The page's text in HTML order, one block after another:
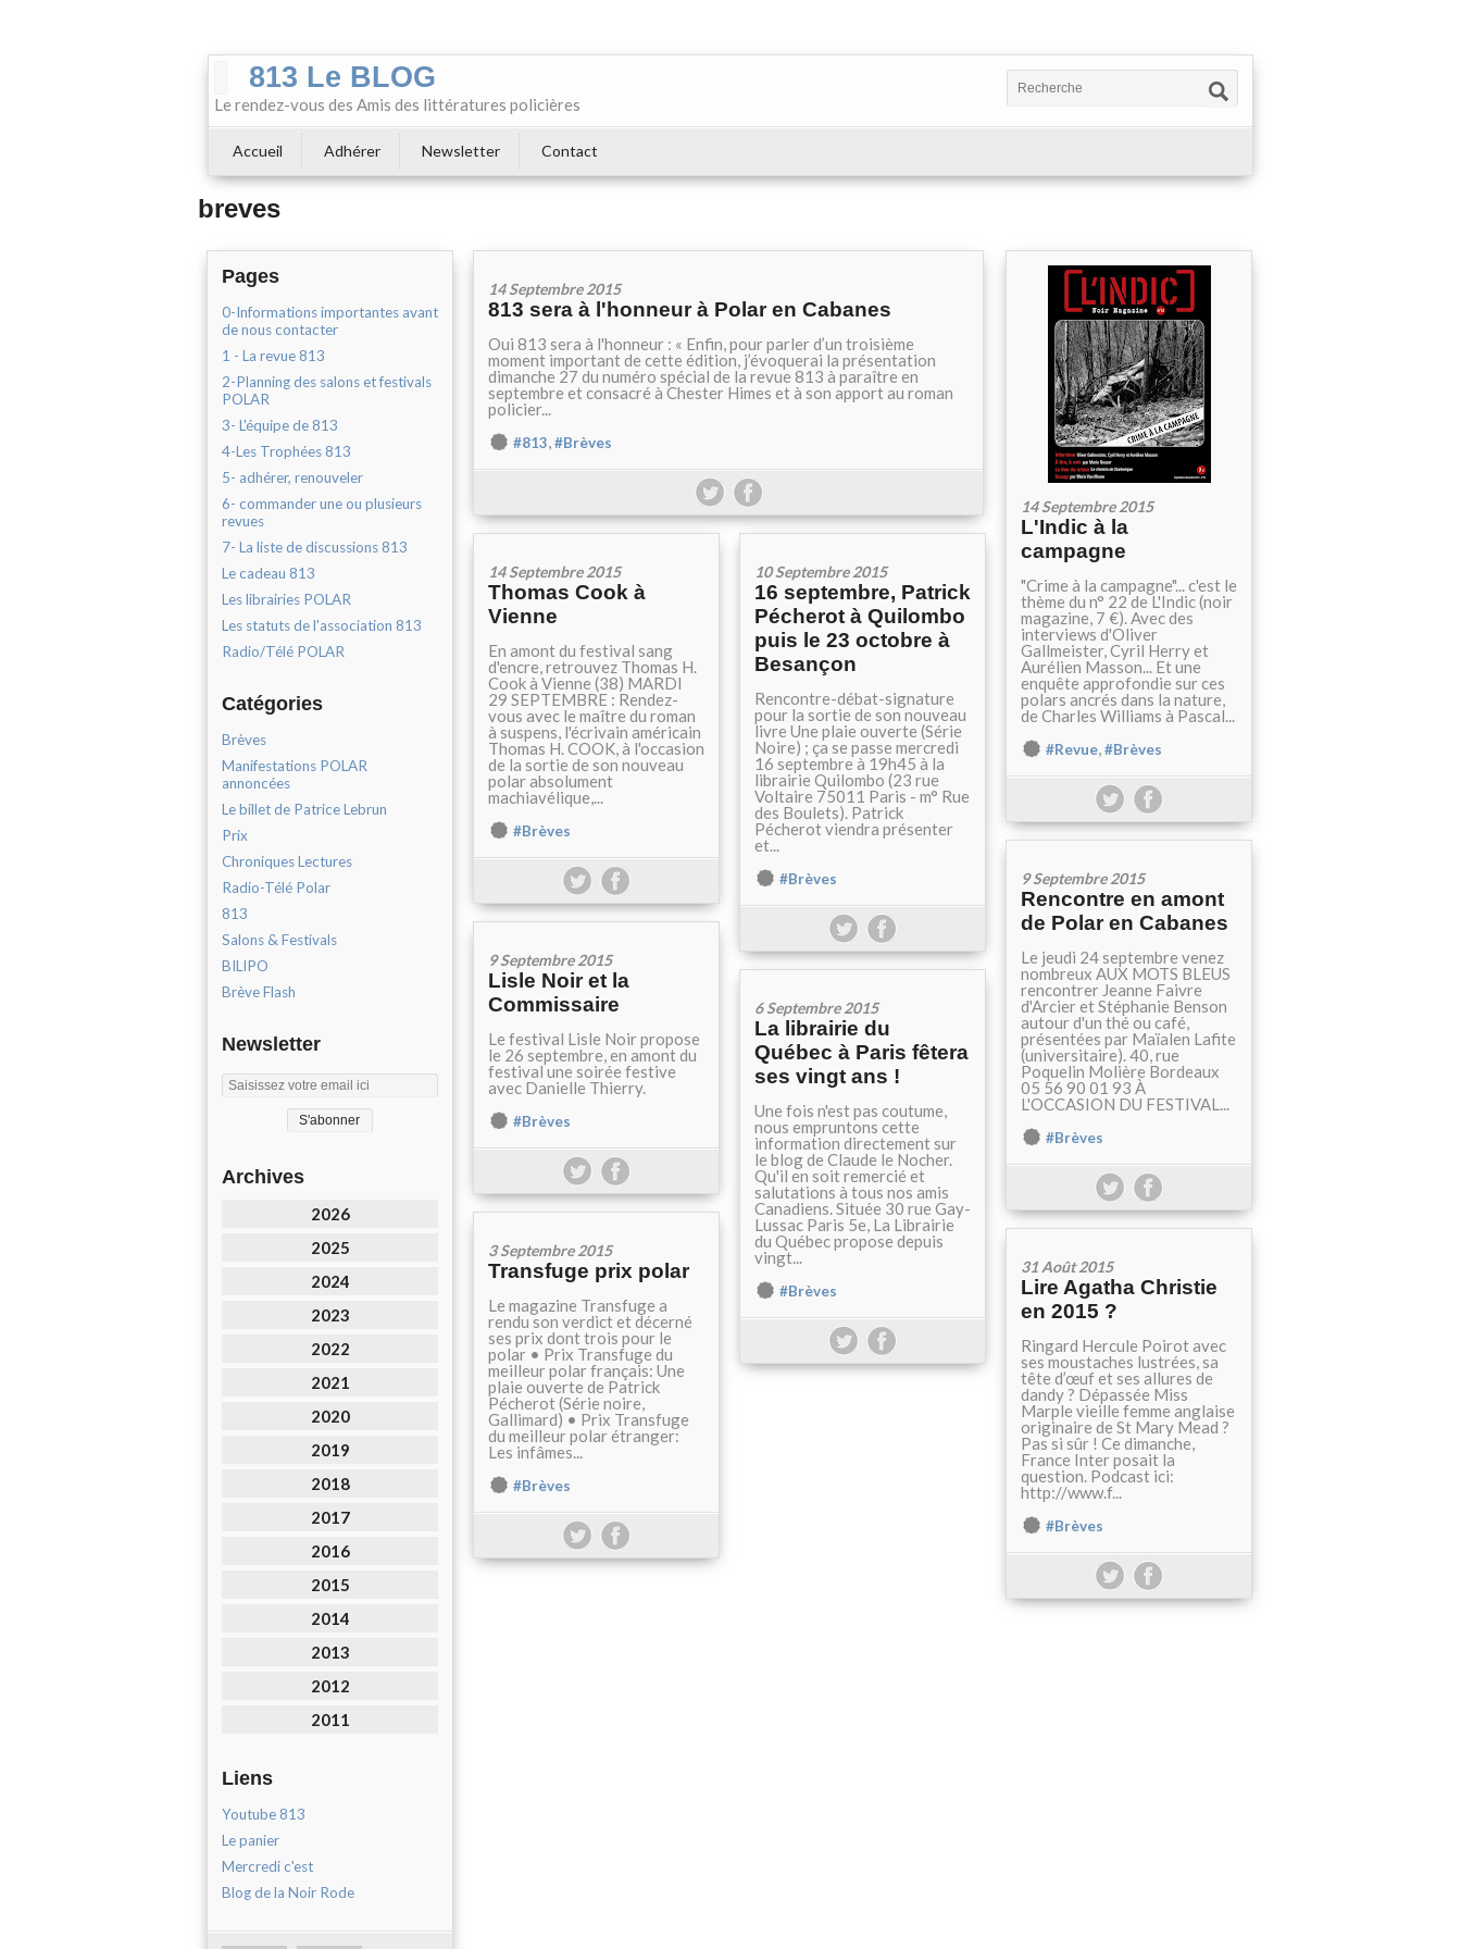
813 Le BLOG
Le rendez-vous des Amis des littératures policières
Accueil Adhérer Newsletter Contact
breves
Pages
0-Informations importantes avant
de nous contacter
1 - La revue 813
2-Planning des salons et festivals
POLAR
3- L'équipe de 813
4-Les Trophées 813
5- adhérer, renouveler
6- commander une ou plusieurs
revues
7- La liste de discussions 813
Le cadeau 813
Les librairies POLAR
Les statuts de l'association 813
Radio/Télé POLAR
Catégories
Brèves
Manifestations POLAR
annoncées
Le billet de Patrice Lebrun
Prix
Chroniques Lectures
Radio-Télé Polar
813
Salons & Festivals
BILIPO
Brève Flash
Newsletter
Archives
2026
2025
2024
2023
2022
2021
2020
2019
2018
2017
2016
2015
2014
2013
2012
2011
Liens
Youtube 813
Le panier
Mercredi c'est
Blog de la Noir Rode
14 Septembre 2015
813 sera à l'honneur à Polar en Cabanes
Oui 813 sera à l'honneur : « Enfin, pour parler d’un troisième
moment important de cette édition, j’évoquerai la présentation
dimanche 27 du numéro spécial de la revue 813 à paraître en
septembre et consacré à Chester Himes et à son apport au roman
policier...
#813,#Brèves
14 Septembre 2015
L'Indic à la
campagne
"Crime à la campagne"... c'est le
thème du n° 22 de L'Indic (noir
magazine, 7 €). Avec des
interviews d'Oliver
Gallmeister, Cyril Herry et
Aurélien Masson... Et une
enquête approfondie sur ces
polars ancrés dans la nature,
de Charles Williams à Pascal...
#Revue,#Brèves
14 Septembre 2015
Thomas Cook à
Vienne
En amont du festival sang
d'encre, retrouvez Thomas H.
Cook à Vienne (38) MARDI
29 SEPTEMBRE : Rendez-
vous avec le maître du roman
à suspens, l'écrivain américain
Thomas H. COOK, à l'occasion
de la sortie de son nouveau
polar absolument
machiavélique,...
#Brèves
10 Septembre 2015
16 septembre, Patrick
Pécherot à Quilombo
puis le 23 octobre à
Besançon
Rencontre-débat-signature
pour la sortie de son nouveau
livre Une plaie ouverte (Série
Noire) ; ça se passe mercredi
16 septembre à 19h45 à la
librairie Quilombo (23 rue
Voltaire 75011 Paris - m° Rue
des Boulets). Patrick
Pécherot viendra présenter
et...
#Brèves 9 Septembre 2015
Rencontre en amont
de Polar en Cabanes
Le jeudi 24 septembre venez
nombreux AUX MOTS BLEUS
rencontrer Jeanne Faivre
d'Arcier et Stéphanie Benson
autour d'un thé ou café,
présentées par Maïalen Lafite
(universitaire). 40, rue
Poquelin Molière Bordeaux
05 56 90 01 93 À
L'OCCASION DU FESTIVAL...
#Brèves
9 Septembre 2015
Lisle Noir et la
Commissaire
Le festival Lisle Noir propose
le 26 septembre, en amont du
festival une soirée festive
avec Danielle Thierry.
#Brèves
6 Septembre 2015
La librairie du
Québec à Paris fêtera
ses vingt ans !
Une fois n'est pas coutume,
nous empruntons cette
information directement sur
le blog de Claude le Nocher.
Qu'il en soit remercié et
salutations à tous nos amis
Canadiens. Située 30 rue Gay-
Lussac Paris 5e, La Librairie
du Québec propose depuis
vingt...
#Brèves
3 Septembre 2015
Transfuge prix polar
Le magazine Transfuge a
rendu son verdict et décerné
ses prix dont trois pour le
polar • Prix Transfuge du
meilleur polar français: Une
plaie ouverte de Patrick
Pécherot (Série noire,
Gallimard) • Prix Transfuge
du meilleur polar étranger:
Les infâmes...
#Brèves
31 Août 2015
Lire Agatha Christie
en 2015 ?
Ringard Hercule Poirot avec
ses moustaches lustrées, sa
tête d’œuf et ses allures de
dandy ? Dépassée Miss
Marple vieille femme anglaise
originaire de St Mary Mead ?
Pas si sûr ! Ce dimanche,
France Inter posait la
question. Podcast ici:
http://www.f...
#Brèves